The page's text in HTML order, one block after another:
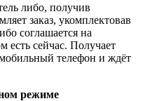
либо, получив
заказ, укомплектовав
соглашается на
есть сейчас. Получает
телефон и ждёт
режиме